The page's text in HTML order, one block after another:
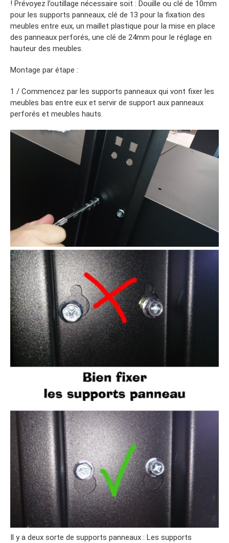
! Prévoyez l’outillage nécessaire soit : Douille ou clé de 10mm
pour les supports panneaux, clé de 13 pour la fixation des
meubles entre eux, un maillet plastique pour la mise en place
des panneaux perforés, une clé de 24mm pour le réglage en
hauteur des meubles.
Montage par étape :
1 / Commencez par les supports panneaux qui vont fixer les
meubles bas entre eux et servir de support aux panneaux
perforés et meubles hauts.
Il y a deux sorte de supports panneaux : Les supports